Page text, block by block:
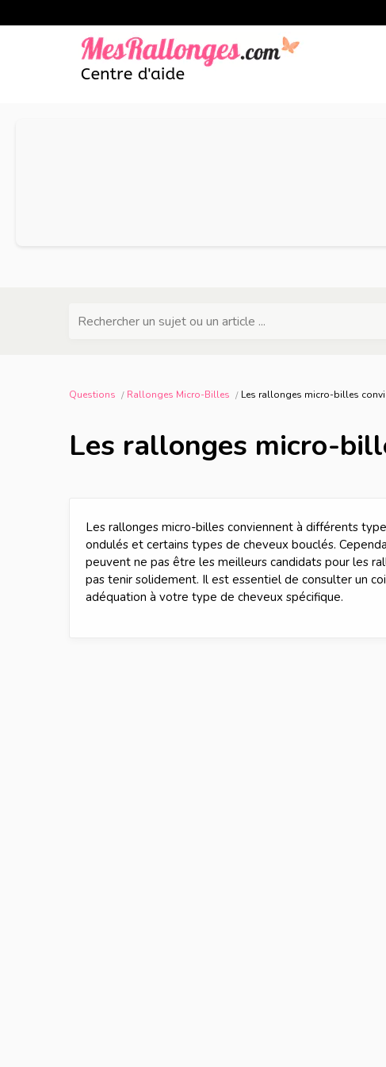
Rechercher un sujet ou un article ...
Questions Rallonges Micro-Billes Les rallonges micro-billes
Les rallonges micro-
Les rallonges micro-billes conviennent à différents
ondulés et certains types de cheveux bouclés.
peuvent ne pas être les meilleurs candidats pour les
pas tenir solidement. Il est essentiel de consulter un
adéquation à votre type de cheveux spécifique.